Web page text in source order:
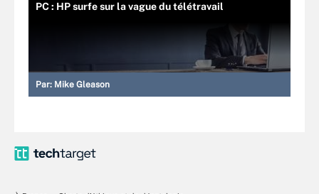
PC : HP surfe sur la vague du télétravail
Par: Mike Gleason